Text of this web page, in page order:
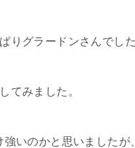
りグラードンさんでし
てみました。
いのかと思いました